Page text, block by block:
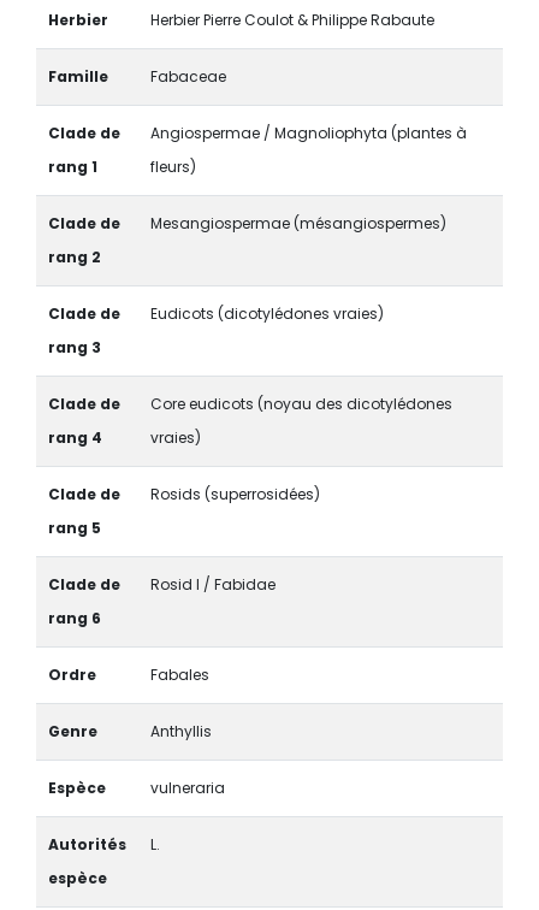
Herbier Herbier Pierre Coulot & Philippe Rabaute
Famille Fabaceae
Clade de
rang 1
Angiospermae / Magnoliophyta (plantes à
fleurs)
Clade de
rang 2
Mesangiospermae (mésangiospermes)
Clade de
rang 3
Eudicots (dicotylédones vraies)
Clade de
rang 4
Core eudicots (noyau des dicotylédones
vraies)
Clade de
rang 5
Rosids (superrosidées)
Clade de
rang 6
Rosid I / Fabidae
Ordre Fabales
Genre Anthyllis
Espèce vulneraria
Autorités
espèce
L.